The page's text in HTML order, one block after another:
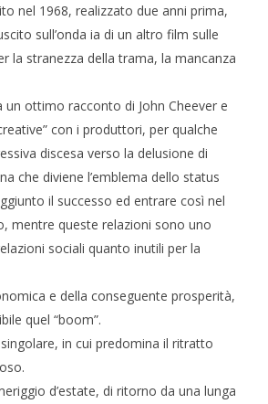
nel 1968, realizzato due anni prima,
sull’onda ia di un altro film sulle
la stranezza della trama, la mancanza
un ottimo racconto di John Cheever e
con i produttori, per qualche
discesa verso la delusione di
che diviene l’emblema dello status
il successo ed entrare così nel
mentre queste relazioni sono uno
sociali quanto inutili per la
e della conseguente prosperità,
quel “boom”.
in cui predomina il ritratto
d’estate, di ritorno da una lunga